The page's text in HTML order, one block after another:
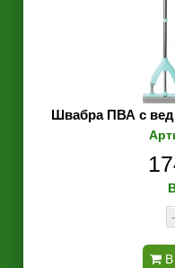
Швабра ПВА с
-
В